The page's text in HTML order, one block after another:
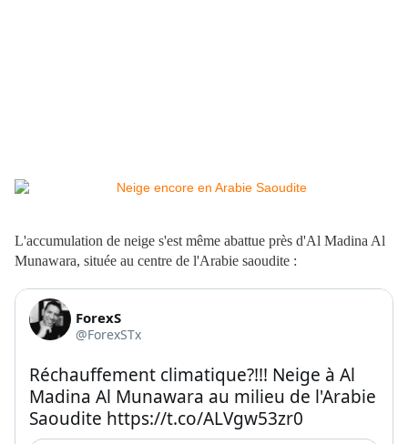
L'accumulation de neige s'est même abattue près d'Al Madina Al
Munawara, située au centre de l'Arabie saoudite :
ForexS
@ForexSTx
Réchauffement climatique?!!! Neige à Al
Madina Al Munawara au milieu de l'Arabie
Saoudite https://t.co/ALVgw53zr0